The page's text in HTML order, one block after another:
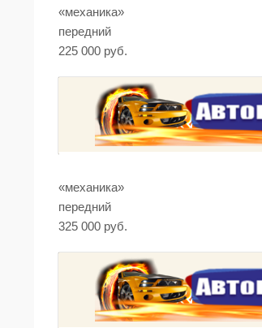
«механика»
передний
225 000 руб.
«механика»
передний
325 000 руб.